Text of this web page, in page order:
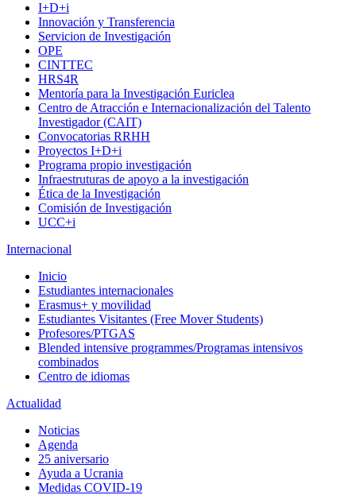
I+D+i
Innovación y Transferencia
Servicion de Investigación
OPE
CINTTEC
HRS4R
Mentoría para la Investigación Euriclea
Centro de Atracción e Internacionalización del Talento
Investigador (CAIT)
Convocatorias RRHH
Proyectos I+D+i
Programa propio investigación
Infraestruturas de apoyo a la investigación
Ética de la Investigación
Comisión de Investigación
UCC+i
Internacional
Inicio
Estudiantes internacionales
Erasmus+ y movilidad
Estudiantes Visitantes (Free Mover Students)
Profesores/PTGAS
Blended intensive programmes/Programas intensivos
combinados
Centro de idiomas
Actualidad
Noticias
Agenda
25 aniversario
Ayuda a Ucrania
Medidas COVID-19